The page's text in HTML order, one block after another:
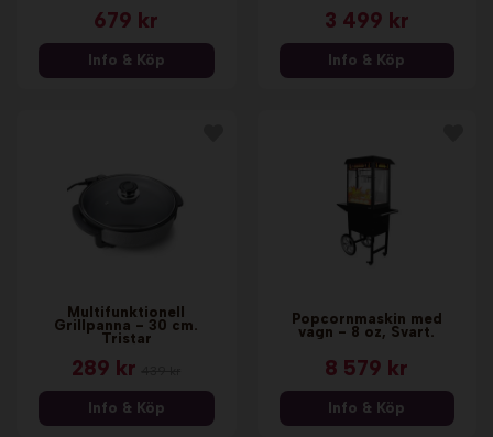
679 kr
Info & Köp
3 499 kr
Info & Köp
Multifunktionell
Grillpanna - 30 cm.
Tristar
289 kr
Info & Köp
Popcornmaskin med
vagn - 8 oz, Svart.
8 579 kr
Info & Köp